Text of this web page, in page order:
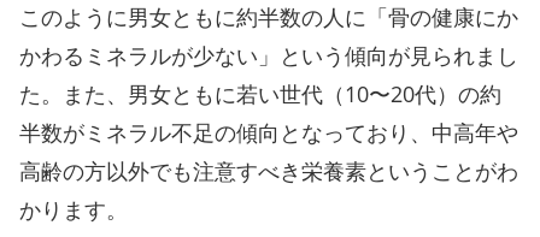
このように男女ともに約半数の人に「骨の健康にか
かわるミネラルが少ない」という傾向が見られまし
た。また、男女ともに若い世代（10〜20代）の約
半数がミネラル不足の傾向となっており、中高年や
高齢の方以外でも注意すべき栄養素ということがわ
かります。